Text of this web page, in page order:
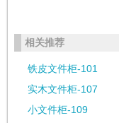
相关推荐
铁皮文件柜-101
实木文件柜-107
小文件柜-109